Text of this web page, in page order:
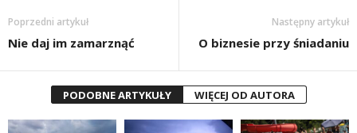
Poprzedni artykuł
Nie daj im zamarznąć
Następny artykuł
O biznesie przy śniadaniu
PODOBNE ARTYKUŁY WIĘCEJ OD AUTORA